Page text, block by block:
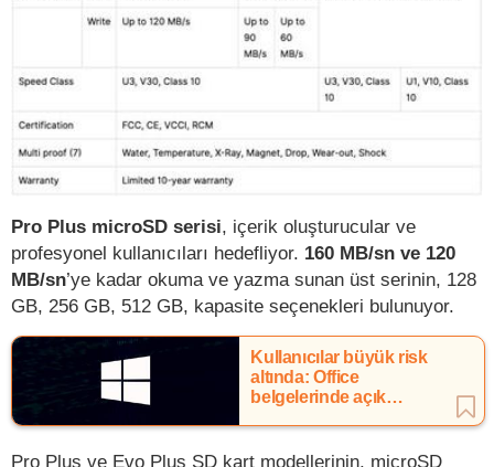
Pro Plus microSD serisi, içerik oluşturucular ve
profesyonel kullanıcıları hedefliyor. 160 MB/sn ve 120
MB/sn’ye kadar okuma ve yazma sunan üst serinin, 128
GB, 256 GB, 512 GB, kapasite seçenekleri bulunuyor.
Kullanıcılar büyük risk
altında: Office
belgelerinde açık
Pro Plus ve Evo Plus SD kart modellerinin, microSD